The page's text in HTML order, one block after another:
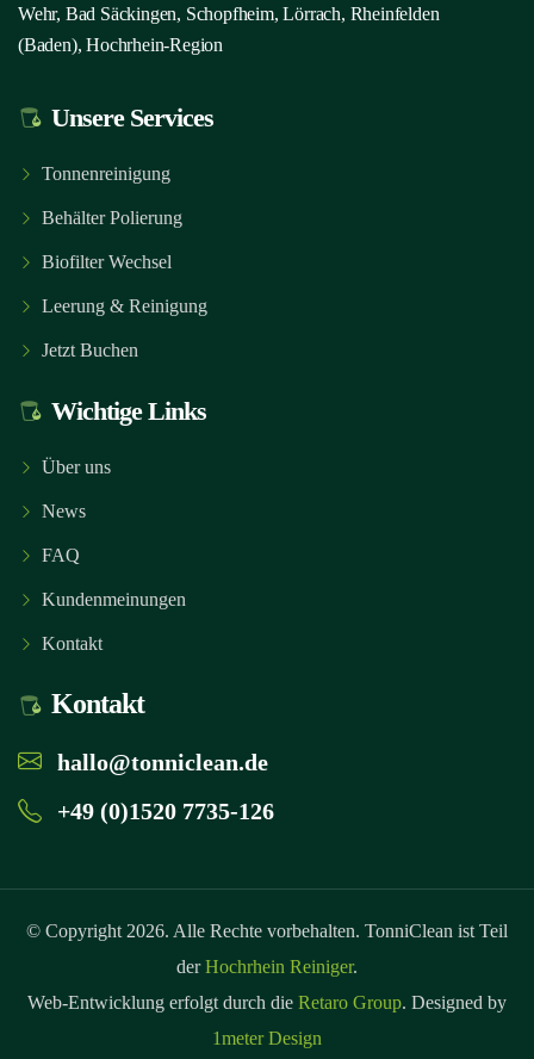
Wehr, Bad Säckingen, Schopfheim, Lörrach, Rheinfelden
(Baden), Hochrhein-Region
Unsere Services
Tonnenreinigung
Behälter Polierung
Biofilter Wechsel
Leerung & Reinigung
Jetzt Buchen
Wichtige Links
Über uns
News
FAQ
Kundenmeinungen
Kontakt
Kontakt
hallo@tonniclean.de
+49 (0)1520 7735-126
© Copyright 2026. Alle Rechte vorbehalten. TonniClean ist Teil
derHochrhein Reiniger.
Web-Entwicklung erfolgt durch die Retaro Group. Designed by
1meter Design